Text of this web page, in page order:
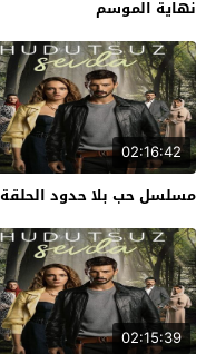
نهاية الموسم
02:16:42
مسلسل حب بلا حدود الحلقة 61
02:15:39